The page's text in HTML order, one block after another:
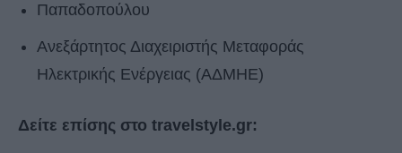
Παπαδοπούλου
Ανεξάρτητος Διαχειριστής Μεταφοράς
Ηλεκτρικής Ενέργειας (ΑΔΜΗΕ)
Δείτε επίσης στο travelstyle.gr: